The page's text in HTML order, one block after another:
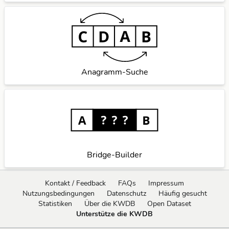
Anagramm-Suche
Bridge-Builder
Kontakt / Feedback FAQs
Impressum
Nutzungsbedingungen
Datenschutz
Häufig gesucht
Statistiken
Über die KWDB
Open Dataset
Unterstütze die KWDB